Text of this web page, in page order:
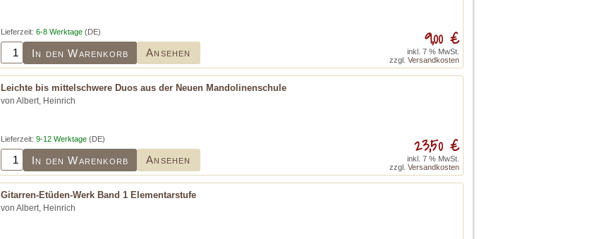
Lieferzeit: 6-8 Werktage (DE)
In den Warenkorb Ansehen
9,00 €
inkl. 7 % MwSt.
zzgl. Versandkosten
Leichte bis mittelschwere Duos aus der Neuen Mandolinenschule
von Albert, Heinrich
Lieferzeit: 9-12 Werktage (DE)
In den Warenkorb Ansehen
23,50 €
inkl. 7 % MwSt.
zzgl. Versandkosten
Gitarren-Etüden-Werk Band 1 Elementarstufe
von Albert, Heinrich